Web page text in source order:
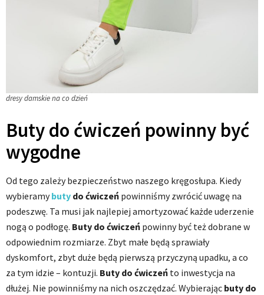
dresy damskie na co dzień
Buty do ćwiczeń powinny być
wygodne
Od tego zależy bezpieczeństwo naszego kręgosłupa. Kiedy
wybieramybuty do ćwiczeń powinniśmy zwrócić uwagę na
podeszwę. Ta musi jak najlepiej amortyzować każde uderzenie
nogą o podłogę. Buty do ćwiczeń powinny być też dobrane w
odpowiednim rozmiarze. Zbyt małe będą sprawiały
dyskomfort, zbyt duże będą pierwszą przyczyną upadku, a co
za tym idzie – kontuzji. Buty do ćwiczeń to inwestycja na
dłużej. Nie powinniśmy na nich oszczędzać. Wybierając buty do